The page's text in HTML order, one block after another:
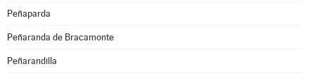
Peñaparda
Peñaranda de Bracamonte
Peñarandilla